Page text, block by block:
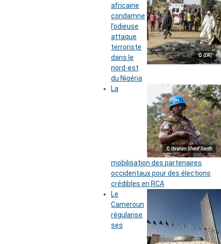
© (DR)
africaine
condamne
l’odieuse
attaque
terroriste
dans le
nord-est
du Nigéria
© Ibrahim Shérif Senth
La
mobilisation des partenaires
occidentaux pour des élections
crédibles en RCA
Le
Cameroun
régularise
ses